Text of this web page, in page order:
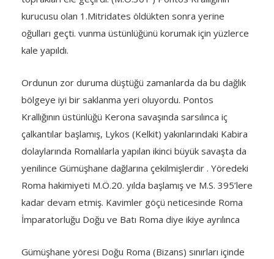
kurucusu olan 1.Mitridates öldükten sonra yerine
oğulları geçti. vunma üstünlüğünü korumak için yüzlerce
kale yapıldı.
Ordunun zor duruma düştüğü zamanlarda da bu dağlık
bölgeye iyi bir saklanma yeri oluyordu. Pontos
Krallığının üstünlüğü Kerona savaşında sarsılınca iç
çalkantılar başlamış, Lykos (Kelkit) yakınlarındaki Kabira
dolaylarında Romalılarla yapılan ikinci büyük savaşta da
yenilince Gümüşhane dağlarına çekilmişlerdir . Yöredeki
Roma hakimiyeti M.Ö.20. yılda başlamış ve M.S. 395’lere
kadar devam etmiş. Kavimler göçü neticesinde Roma
İmparatorluğu Doğu ve Batı Roma diye ikiye ayrılınca
Gümüşhane yöresi Doğu Roma (Bizans) sınırları içinde